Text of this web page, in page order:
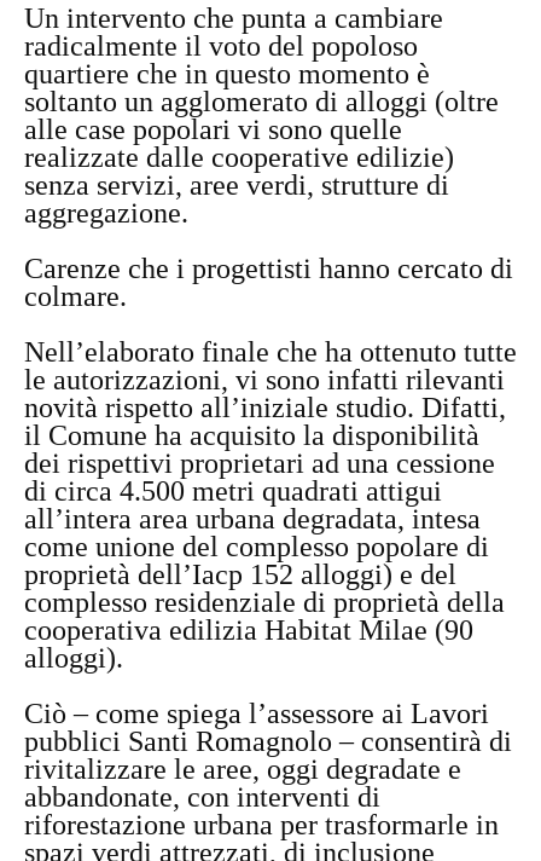
Un intervento che punta a cambiare
radicalmente il voto del popoloso
quartiere che in questo momento è
soltanto un agglomerato di alloggi (oltre
alle case popolari vi sono quelle
realizzate dalle cooperative edilizie)
senza servizi, aree verdi, strutture di
aggregazione.
Carenze che i progettisti hanno cercato di
colmare.
Nell’elaborato finale che ha ottenuto tutte
le autorizzazioni, vi sono infatti rilevanti
novità rispetto all’iniziale studio. Difatti,
il Comune ha acquisito la disponibilità
dei rispettivi proprietari ad una cessione
di circa 4.500 metri quadrati attigui
all’intera area urbana degradata, intesa
come unione del complesso popolare di
proprietà dell’Iacp 152 alloggi) e del
complesso residenziale di proprietà della
cooperativa edilizia Habitat Milae (90
alloggi).
Ciò – come spiega l’assessore ai Lavori
pubblici Santi Romagnolo – consentirà di
rivitalizzare le aree, oggi degradate e
abbandonate, con interventi di
riforestazione urbana per trasformarle in
spazi verdi attrezzati, di inclusione